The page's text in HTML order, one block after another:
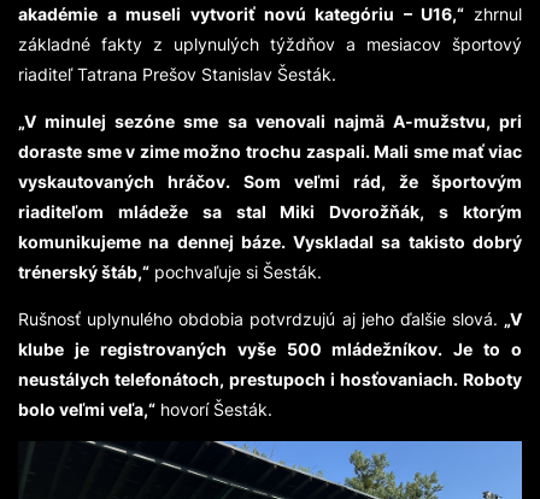
akadémie a museli vytvoriť novú kategóriu – U16,“ zhrnul
základné fakty z uplynulých týždňov a mesiacov športový
riaditeľ Tatrana Prešov Stanislav Šesták.
„V minulej sezóne sme sa venovali najmä A-mužstvu, pri
doraste sme v zime možno trochu zaspali. Mali sme mať viac
vyskautovaných hráčov. Som veľmi rád, že športovým
riaditeľom mládeže sa stal Miki Dvorožňák, s ktorým
komunikujeme na dennej báze. Vyskladal sa takisto dobrý
trénerský štáb,“ pochvaľuje si Šesták.
Rušnosť uplynulého obdobia potvrdzujú aj jeho ďalšie slová. „V
klube je registrovaných vyše 500 mládežníkov. Je to o
neustálych telefonátoch, prestupoch i hosťovaniach. Roboty
bolo veľmi veľa,“ hovorí Šesták.